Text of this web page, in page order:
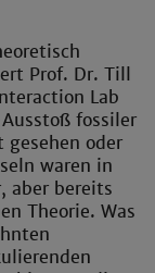
Prof. Dr. Till
Lab
fossiler
oder
waren in
aber bereits
Theorie. Was